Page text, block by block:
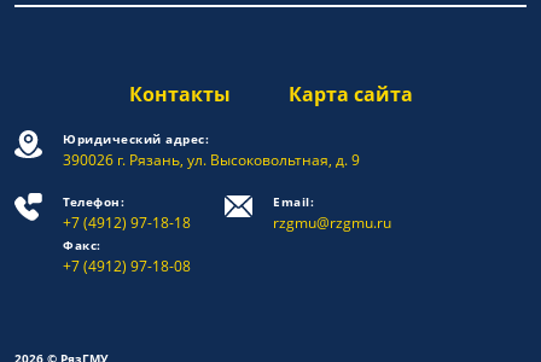
Контакты Карта сайта
Юридический адрес:
390026 г. Рязань, ул. Высоковольтная, д. 9
Телефон:
+7 (4912) 97-18-18
Факс:
+7 (4912) 97-18-08
Email:
rzgmu@rzgmu.ru
2026 © РязГМУ